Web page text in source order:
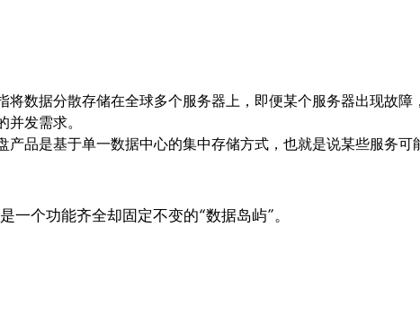
将数据分散存储在全球多个服务器上，即便某个服务器出现故
发需求。
产品是基于单一数据中心的集中存储方式，也就是说某些服务
一个功能齐全却固定不变的“数据岛屿”。